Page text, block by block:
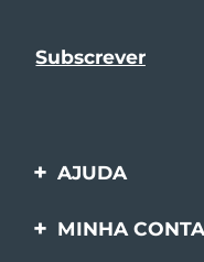
AJUDA
Entre em contato
MINHA CONTA